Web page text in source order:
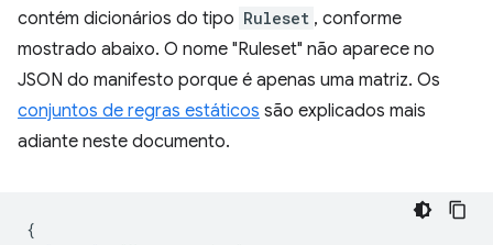
contém dicionários do tipo Ruleset , conforme
mostrado abaixo. O nome "Ruleset" não aparece no
JSON do manifesto porque é apenas uma matriz. Os
conjuntos de regras estáticos são explicados mais
adiante neste documento.
{